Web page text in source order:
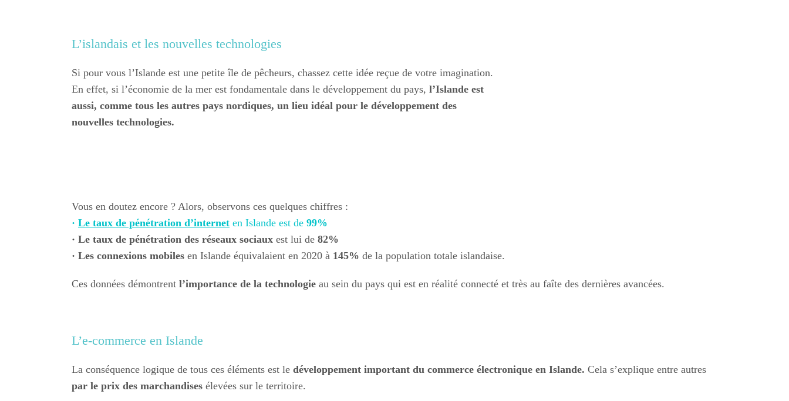
L’islandais et les nouvelles technologies
Si pour vous l’Islande est une petite île de pêcheurs, chassez cette idée reçue de votre imagination.
En effet, si l’économie de la mer est fondamentale dans le développement du pays, l’Islande est
aussi, comme tous les autres pays nordiques, un lieu idéal pour le développement des
nouvelles technologies.
Vous en doutez encore ? Alors, observons ces quelques chiffres :
· Le taux de pénétration d’internet en Islande est de 99%
· Le taux de pénétration des réseaux sociaux est lui de 82%
· Les connexions mobiles en Islande équivalaient en 2020 à 145% de la population totale islandaise.
Ces données démontrent l’importance de la technologie au sein du pays qui est en réalité connecté et très au faîte des dernières avancées.
L’e-commerce en Islande
La conséquence logique de tous ces éléments est le développement important du commerce électronique en Islande. Cela s’explique entre autres
par le prix des marchandises élevées sur le territoire.